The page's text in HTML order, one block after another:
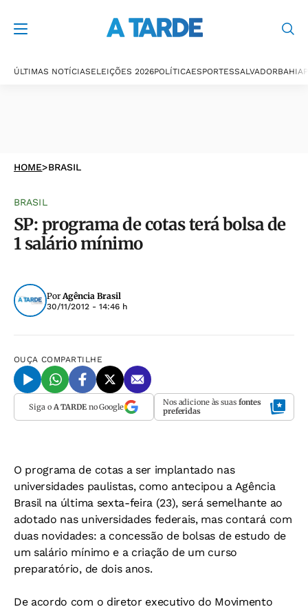
ÚLTIMAS NOTÍCIASELEIÇÕES 2026POLÍTICAESPORTESSALVADORBAHIA
HOME>BRASIL
BRASIL
SP: programa de cotas terá bolsa de
1 salário mínimo
PorAgência Brasil
30/11/2012 - 14:46 h
OUÇA COMPARTILHE
Siga o A TARDEno Google Nos adicione às suas fontes
preferidas
O programa de cotas a ser implantado nas
universidades paulistas, como antecipou a Agência
Brasil na última sexta-feira (23), será semelhante ao
adotado nas universidades federais, mas contará com
duas novidades: a concessão de bolsas de estudo de
um salário mínimo e a criação de um curso
preparatório, de dois anos.
De acordo com o diretor executivo do Movimento